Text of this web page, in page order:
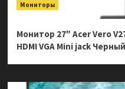
Мониторы
Монитор 27″ Acer Vero
HDMI VGA Mini jack Черный